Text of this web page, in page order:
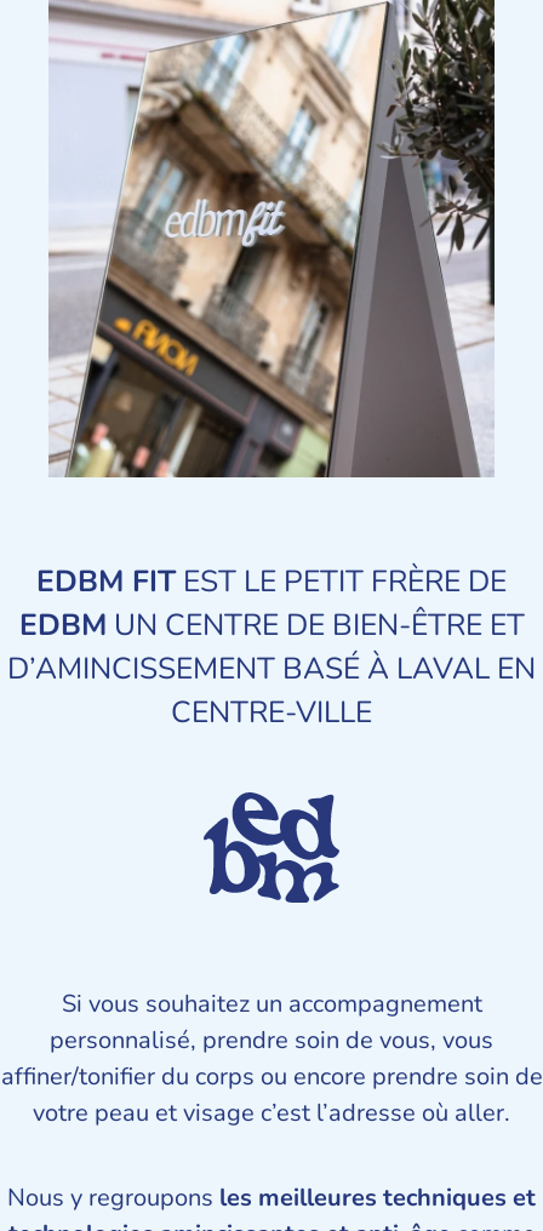
EDBM FITEST LE PETIT FRÈRE DE
EDBM UN CENTRE DE BIEN-ÊTRE ET
D’AMINCISSEMENT BASÉ À LAVAL EN
CENTRE-VILLE
Si vous souhaitez un accompagnement
personnalisé, prendre soin de vous, vous
affiner/tonifier du corps ou encore prendre soin de
votre peau et visage c’est l’adresse où aller.
Nous y regroupons les meilleures techniques et